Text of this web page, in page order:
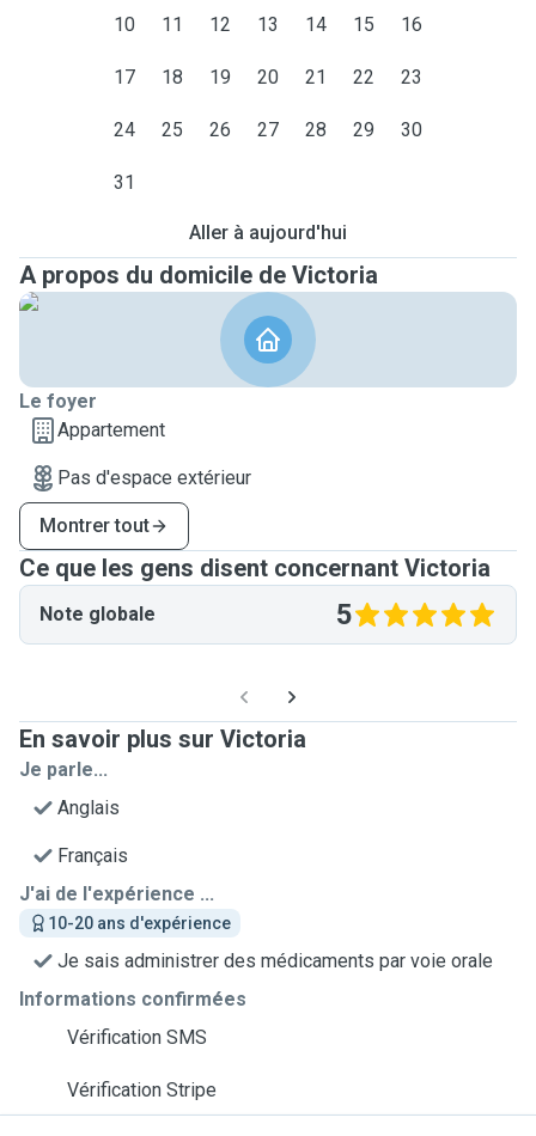
10 11 12 13 14 15 16
17 18 19 20 21 22 23
24 25 26 27 28 29 30
31
Aller à aujourd'hui
A propos du domicile de Victoria
Le foyer
Appartement
Pas d'espace extérieur
Montrer tout
Ce que les gens disent concernant Victoria
Note globale 5
En savoir plus sur Victoria
Je parle...
Anglais
Français
J'ai de l'expérience ...
10-20 ans d'expérience
Je sais administrer des médicaments par voie orale
Informations confirmées
Vérification SMS
Vérification Stripe